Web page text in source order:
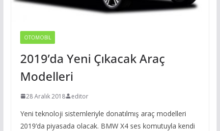
OTOMOBIL
2019’da Yeni Çıkacak Araç
Modelleri
28 Aralık 2018 editor
Yeni teknoloji sistemleriyle donatılmış araç modelleri
2019’da piyasada olacak. BMW X4 ses komutuyla kendi